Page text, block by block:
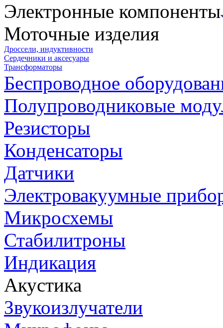
Электронные компоненты
Моточные изделия
Дроссели, индуктивности
Сердечники и аксесуары
Трансформаторы
Беспроводное
Полупроводниковые
Резисторы
Конденсаторы
Датчики
Электровакуумные
Микросхемы
Стабилитроны
Индикация
Акустика
Звукоизлучатели